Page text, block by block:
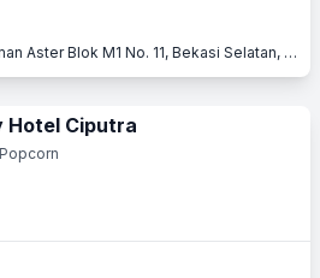
Grand Galaxy City, Jl. Taman Aster Blok M1 No. 11, Bekasi Selatan, Bekasi, Jawa Barat
Hotel Ciputra